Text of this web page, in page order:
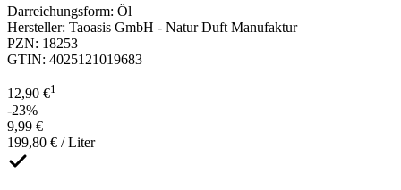
Darreichungsform: Öl
Hersteller: Taoasis GmbH - Natur Duft Manufaktur
PZN: 18253
GTIN: 4025121019683
12,90 €1
-23%
9,99 €
199,80 € / Liter